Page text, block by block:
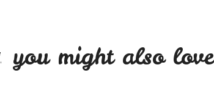
you might also love